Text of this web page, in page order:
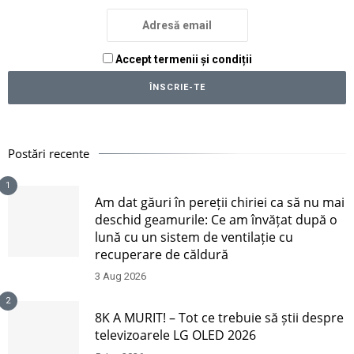
Accept termenii și condiții
Postări recente
1
Am dat găuri în pereții chiriei ca să nu mai
deschid geamurile: Ce am învățat după o
lună cu un sistem de ventilație cu
recuperare de căldură
3 Aug 2026
2
8K A MURIT! – Tot ce trebuie să știi despre
televizoarele LG OLED 2026